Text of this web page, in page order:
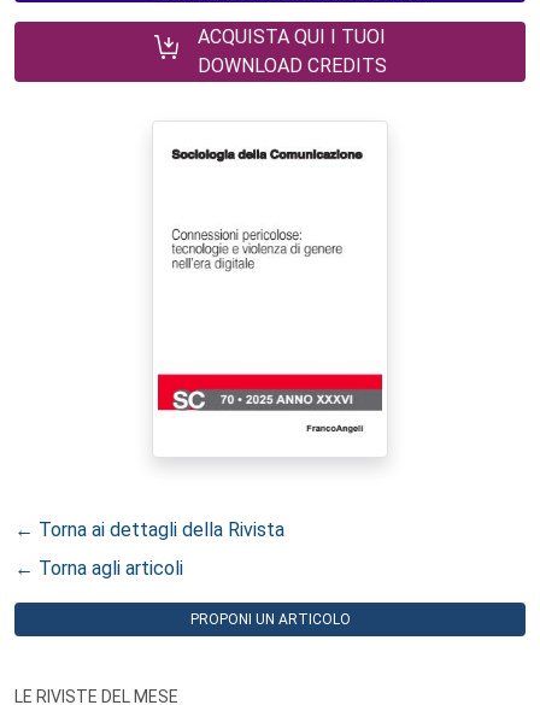
ACQUISTA QUI I TUOI
DOWNLOAD CREDITS
← Torna ai dettagli della Rivista
← Torna agli articoli
PROPONI UN ARTICOLO
LE RIVISTE DEL MESE